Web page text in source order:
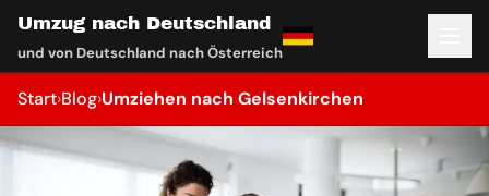
Umzug nach Deutschland
und von Deutschland nach Österreich
Start›Blog›Umziehen nach Gelsenkirchen